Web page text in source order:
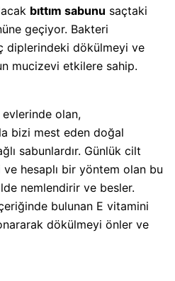
bıttım sabunu saçtaki
geçiyor. Bakteri
diplerindeki dökülmeyi ve
mucizevi etkilere sahip.
olan,
bizi mest eden doğal
sabunlardır. Günlük cilt
hesaplı bir yöntem olan bu
nemlendirir ve besler.
bulunan E vitamini
dökülmeyi önler ve